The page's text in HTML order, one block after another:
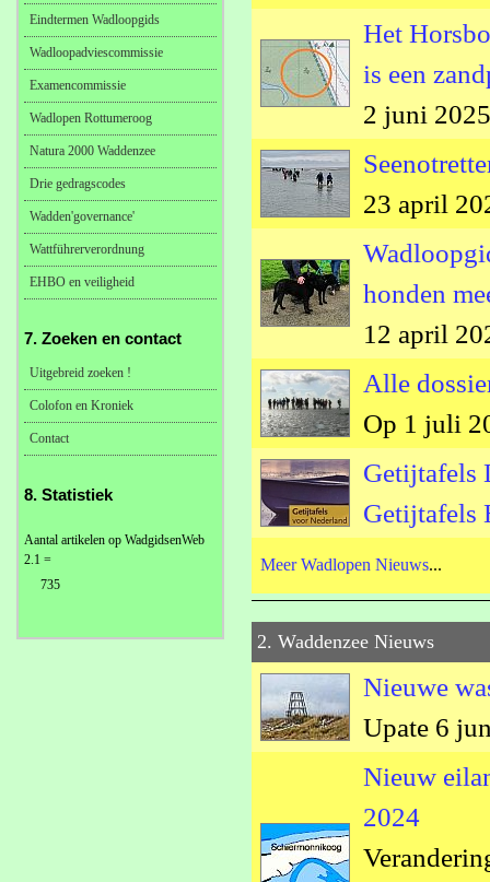
Het
is een
2 juni 2025
23 april
honden
12 april
Alle
Op 1 juli
Getijtafels
Getijtafels
Meer Wadlopen Nieuws...
2. Waddenzee Nieuws
Nieuwe
Upate 6
Nieuw
2024
Eindtermen Wadloopgids
Wadloopadviescommissie
Examencommissie
Wadlopen Rottumeroog
Natura 2000 Waddenzee
Drie gedragscodes
Wadden'governance'
Wattführerverordnung
EHBO en veiligheid
7. Zoeken en contact
Uitgebreid zoeken !
Colofon en Kroniek
Contact
8. Statistiek
Aantal artikelen op WadgidsenWeb
2.1 =
735